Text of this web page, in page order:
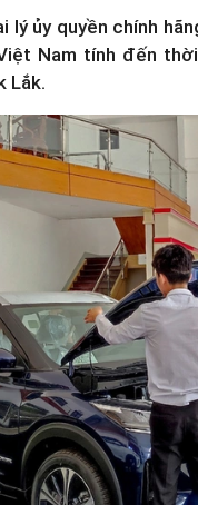
lý ủy quyền chính
Nam tính đến
Lắk.